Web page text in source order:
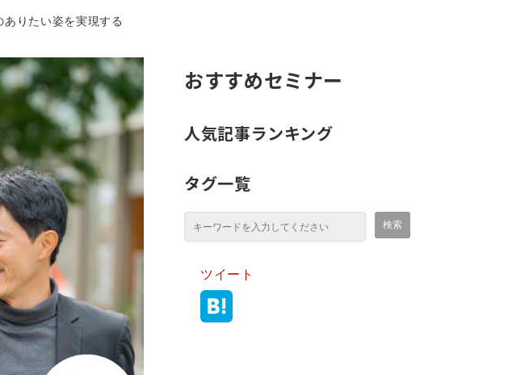
りたい姿を実現する
おすすめセミナー
人気記事ランキング
タグ一覧
ツイート